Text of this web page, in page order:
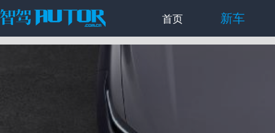
首页 新车